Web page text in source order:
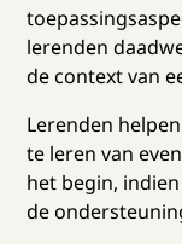
lerenden
de context van
Lerenden
te leren van
het begin,
de